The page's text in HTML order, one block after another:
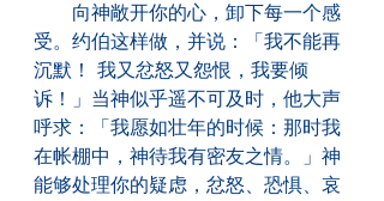
向神敞开你的心，卸下每一个感
受。约伯这样做，并说：「我不能再
沉默！ 我又忿怒又怨恨，我要倾
诉！」当神似乎遥不可及时，他大声
呼求：「我愿如壮年的时候：那时我
在帐棚中，神待我有密友之情。」神
能够处理你的疑虑，忿怒、恐惧、哀